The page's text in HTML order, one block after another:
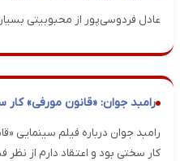
عادل فردوسی‌پور از محبوبیتی
رامبد جوان: «قانون مورفی» کار
رامبد جوان درباره فیلم سینمایی
کار سختی بود و اعتقاد دارم از نظر